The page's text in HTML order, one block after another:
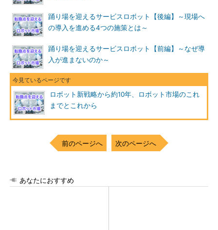
踊り場を迎えるサービスロボット【後編】～現場へ
の導入を進める4つの施策とは～
踊り場を迎えるサービスロボット【前編】～なぜ導
入が進まないのか～
ロボット新戦略から約10年、ロボット市場のこれ
までとこれから
前のページへ 次のページへ
あなたにおすすめ